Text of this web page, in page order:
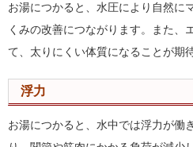
お湯につかると、水圧により自然に
くみの改善につながります。また、
て、太りにくい体質になることが期
浮力
お湯につかると、水中では浮力が働